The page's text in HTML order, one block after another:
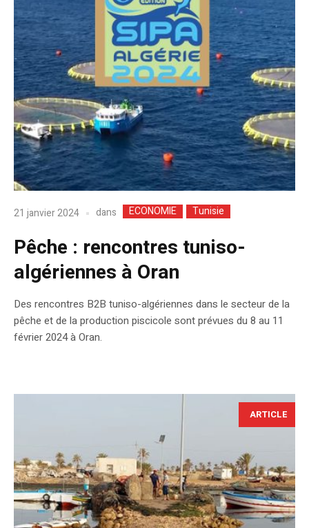
21 janvier 2024 dans ECONOMIE Tunisie
Pêche : rencontres tuniso-
algériennes à Oran
Des rencontres B2B tuniso-algériennes dans le secteur de la
pêche et de la production piscicole sont prévues du 8 au 11
février 2024 à Oran.
ARTICLE